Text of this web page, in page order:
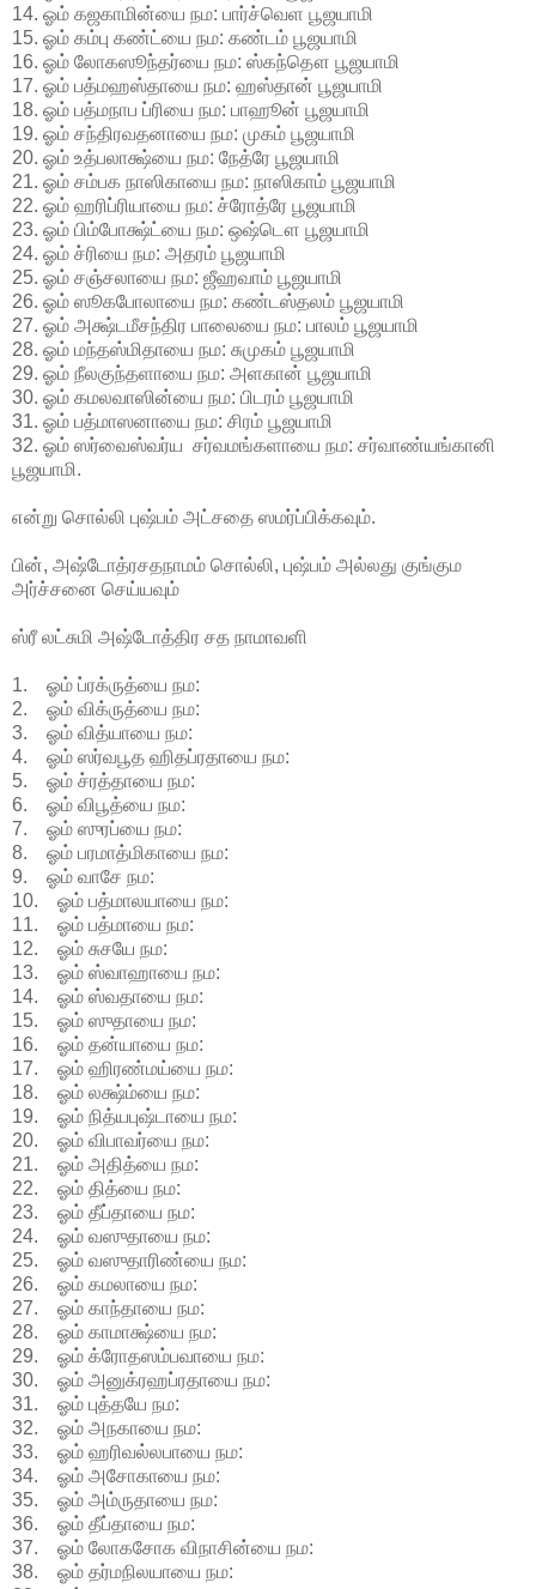
14. ஓம் கஜகாமின்யை நம: பார்ச்வெள பூஜயாமி
15. ஓம் கம்பு கண்ட்யை நம: கண்டம் பூஜயாமி
16. ஓம் லோகஸூந்தர்யை நம: ஸ்கந்தௌ பூஜயாமி
17. ஓம் பத்மஹஸ்தாயை நம: ஹஸ்தான் பூஜயாமி
18. ஓம் பத்மநாப ப்ரியை நம: பாஹூன் பூஜயாமி
19. ஓம் சந்திரவதனாயை நம: முகம் பூஜயாமி
20. ஓம் உத்பலாக்ஷ்யை நம: நேத்ரே பூஜயாமி
21. ஓம் சம்பக நாஸிகாயை நம: நாஸிகாம் பூஜயாமி
22. ஓம் ஹரிப்ரியாயை நம: ச்ரோத்ரே பூஜயாமி
23. ஓம் பிம்போக்ஷ்ட்யை நம: ஒஷ்டௌ பூஜயாமி
24. ஓம் ச்ரியை நம: அதரம் பூஜயாமி
25. ஓம் சஞ்சலாயை நம: ஜீஹவாம் பூஜயாமி
26. ஓம் ஸூகபோலாயை நம: கண்டஸ்தலம் பூஜயாமி
27. ஓம் அக்ஷ்டமீசந்திர பாலையை நம: பாலம் பூஜயாமி
28. ஓம் மந்தஸ்மிதாயை நம: சுமுகம் பூஜயாமி
29. ஓம் நீலகுந்தளாயை நம: அளகான் பூஜயாமி
30. ஓம் கமலவாஸின்யை நம: பிடரம் பூஜயாமி
31. ஓம் பத்மாஸனாயை நம: சிரம் பூஜயாமி
32. ஓம் ஸர்வைஸ்வர்ய சர்வமங்களாயை நம: சர்வாண்யங்கானி
பூஜயாமி.
என்று சொல்லி புஷ்பம் அட்சதை ஸமர்ப்பிக்கவும்.
பின், அஷ்டோத்ரசதநாமம் சொல்லி, புஷ்பம் அல்லது குங்கும
அர்ச்சனை செய்யவும்
ஸ்ரீ லட்சுமி அஷ்டோத்திர சத நாமாவளி
1. ஓம் ப்ரக்ருத்யை நம:
2. ஓம் விக்ருத்யை நம:
3. ஓம் வித்யாயை நம:
4. ஓம் ஸர்வபூத ஹிதப்ரதாயை நம:
5. ஓம் ச்ரத்தாயை நம:
6. ஓம் விபூத்யை நம:
7. ஓம் ஸுரப்யை நம:
8. ஓம் பரமாத்மிகாயை நம:
9. ஓம் வாசே நம:
10. ஓம் பத்மாலயாயை நம:
11. ஓம் பத்மாயை நம:
12. ஓம் சுசயே நம:
13. ஓம் ஸ்வாஹாயை நம:
14. ஓம் ஸ்வதாயை நம:
15. ஓம் ஸுதாயை நம:
16. ஓம் தன்யாயை நம:
17. ஓம் ஹிரண்மய்யை நம:
18. ஓம் லக்ஷ்ம்யை நம:
19. ஓம் நித்யபுஷ்டாயை நம:
20. ஓம் விபாவர்யை நம:
21. ஓம் அதித்யை நம:
22. ஓம் தித்யை நம:
23. ஓம் தீப்தாயை நம:
24. ஓம் வஸுதாயை நம:
25. ஓம் வஸுதாரிண்யை நம:
26. ஓம் கமலாயை நம:
27. ஓம் காந்தாயை நம:
28. ஓம் காமாக்ஷ்யை நம:
29. ஓம் க்ரோதஸம்பவாயை நம:
30. ஓம் அனுக்ரஹப்ரதாயை நம:
31. ஓம் புத்தயே நம:
32. ஓம் அநகாயை நம:
33. ஓம் ஹரிவல்லபாயை நம:
34. ஓம் அசோகாயை நம:
35. ஓம் அம்ருதாயை நம:
36. ஓம் தீப்தாயை நம:
37. ஓம் லோகசோக விநாசின்யை நம:
38. ஓம் தர்மநிலயாயை நம: